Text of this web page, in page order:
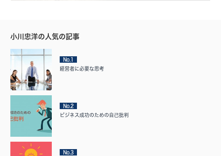
小川忠洋の人気の記事
No.1
経営者に必要な思考
No.2
ビジネス成功のための自己批判
No.3